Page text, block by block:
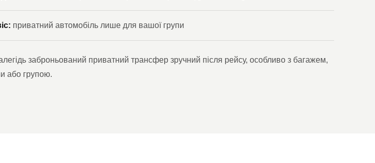
приватний автомобіль лише для вашої групи
заброньований приватний трансфер зручний після рейсу, особливо з багажем,
або групою.